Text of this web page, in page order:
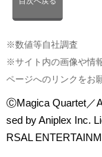
※数値等自社調査
※サイト内の画像や情
ページへのリンクをお
ⒸMagica Quartet／
sed by Aniplex Inc.
RSAL